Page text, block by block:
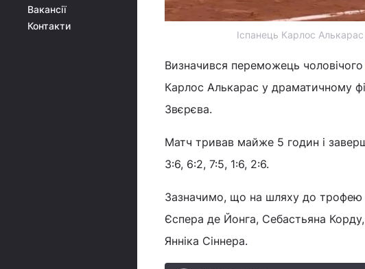
Вакансії
Контакти
Іспанець Карлос
Визначився переможець чоловічого
Карлос Алькарас у драматичному
Звєрєва.
Матч тривав майже 5 годин і
3:6, 6:2, 7:5, 1:6, 2:6.
Зазначимо, що на шляху до трофею
Єспера де Йонга, Себастьяна
Янніка Сіннера.